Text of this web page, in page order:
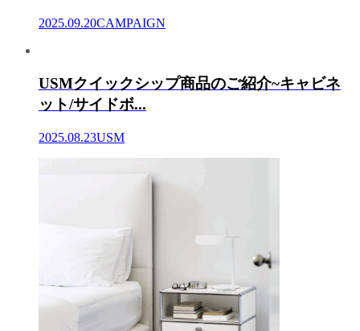
2025.09.20CAMPAIGN
USMクイックシップ商品のご紹介~キャビネ
ット/サイドボ...
2025.08.23USM